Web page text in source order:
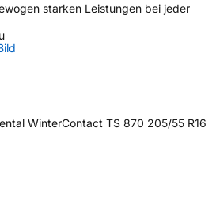
starken Leistungen bei jeder
WinterContact TS 870 205/55 R16